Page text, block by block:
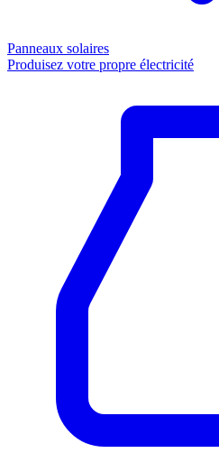
Panneaux solaires
Produisez votre propre électricité